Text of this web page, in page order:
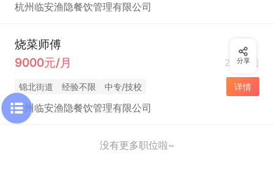
杭州临安渔隐餐饮管理有限公司
烧菜师傅
9000元/月
2小时前
锦北街道 经验不限 中专/技校 详情
杭州临安渔隐餐饮管理有限公司
没有更多职位啦~
分享